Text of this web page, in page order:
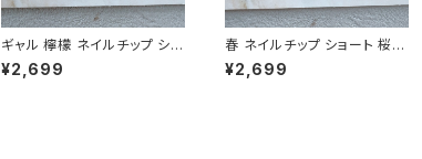
ギャル 檸檬 ネイルチップ ショ
ート ピンク色 派手 ギャルっぽ
い キャバ嬢 チャラい 不真面
¥2,699
春 ネイルチップ ショート 桜
入学式 卒業式 サクラ ピンク
色 春色 春イベント用 短め 小
¥2,699